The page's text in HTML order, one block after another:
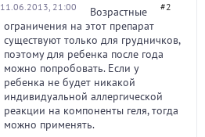
11.06.2013, 21:00 #2
Возрастные
ограничения на этот препарат
существуют только для грудничков,
поэтому для ребенка после года
можно попробовать. Если у
ребенка не будет никакой
индивидуальной аллергической
реакции на компоненты геля, тогда
можно применять.